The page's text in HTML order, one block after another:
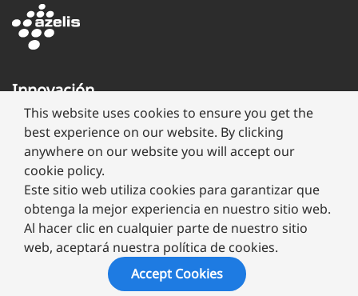
Innovación
través
de
formulación
2026 Megafarma
Aviso de Privacidad
This website uses cookies to ensure you get the
best experience on our website. By clicking
anywhere on our website you will accept our
cookie policy.
Este sitio web utiliza cookies para garantizar que
obtenga la mejor experiencia en nuestro sitio web.
Al hacer clic en cualquier parte de nuestro sitio
web, aceptará nuestra política de cookies.
Accept Cookies